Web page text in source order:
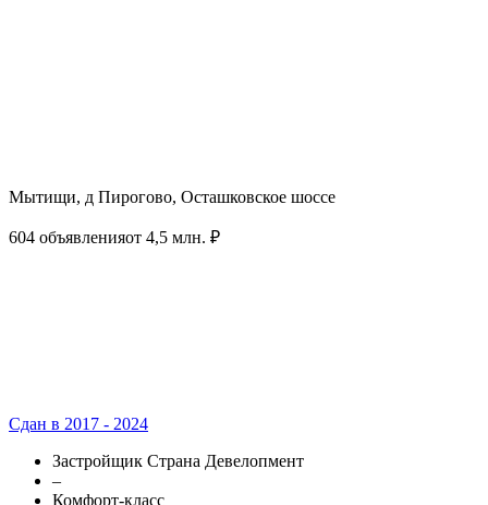
Мытищи, д Пирогово, Осташковское шоссе
604 объявленияот 4,5 млн. ₽
Сдан в 2017 - 2024
Застройщик Страна Девелопмент
–
Комфорт-класс